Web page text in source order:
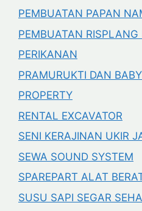
PEMBUATAN PAPAN
PEMBUATAN RISPLANG
PERIKANAN
PRAMURUKTI DAN
PROPERTY
RENTAL EXCAVATOR
SENI KERAJINAN UKIR
SEWA SOUND SYSTEM
SPAREPART ALAT
SUSU SAPI SEGAR